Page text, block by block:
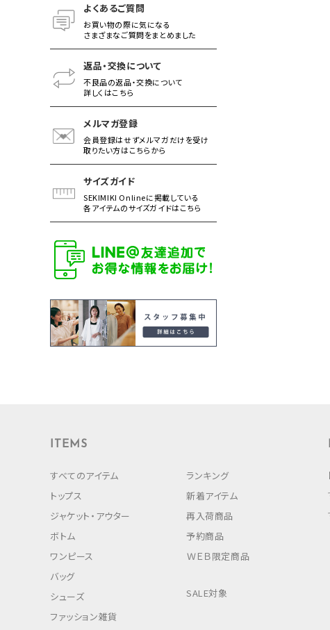
よくあるご質問
お買い物の際に気になる
さまざまなご質問をまとめました
返品・交換について
不良品の返品・交換について
詳しくはこちら
メルマガ登録
会員登録はせずメルマガだけを受け
取りたい方はこちらから
サイズガイド
SEKIMIKI Onlineに掲載している
各アイテムのサイズガイドはこちら
ITEMS
すべてのアイテム
トップス
ジャケット・アウター
ボトム
ワンピース
バッグ
シューズ
ファッション雑貨
ランキング
新着アイテム
再入荷商品
予約商品
ＷＥＢ限定商品
SALE対象